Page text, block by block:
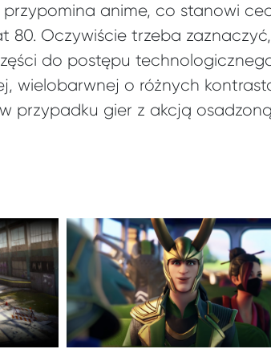
anime, co stanowi
80. Oczywiście trzeba
do postępu
wielobarwnej o różnych
przypadku gier z akcją